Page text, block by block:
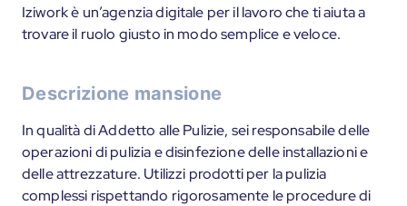
Iziwork è un’agenzia digitale per il lavoro che ti aiuta a
trovare il ruolo giusto in modo semplice e veloce.
Descrizione mansione
In qualità di Addetto alle Pulizie, sei responsabile delle
operazioni di pulizia e disinfezione delle installazioni e
delle attrezzature. Utilizzi prodotti per la pulizia
complessi rispettando rigorosamente le procedure di